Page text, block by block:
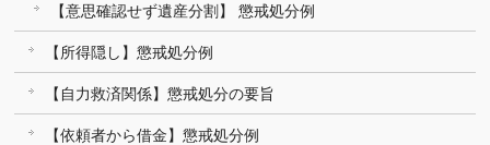
【意思確認せず遺産分割】 懲戒処分例
【所得隠し】懲戒処分例
【自力救済関係】懲戒処分の要旨
【依頼者から借金】懲戒処分例